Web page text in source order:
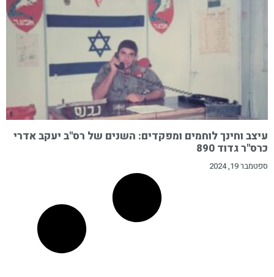
עיצב וחינך לוחמים ומפקדים: השנים של רס"ב יעקב אדרי
כרס"ר גדוד 890
ספטמבר 19, 2024